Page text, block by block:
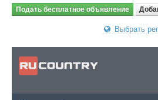
Подать бесплатное объявление
Выбрать